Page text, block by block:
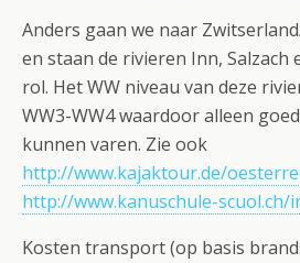
Anders gaan we naar
en staan de rivieren Inn, Salzach
rol. Het WW niveau van deze
WW3-WW4 waardoor alleen
kunnen varen. Zie ook
http://www.kajaktour.de/
http://www.kanuschule-scuol.ch/
Kosten transport (op basis